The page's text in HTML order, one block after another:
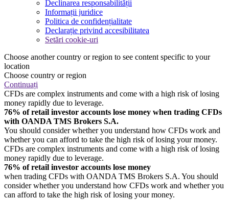
Declinarea responsabilității
Informații juridice
Politica de confidențialitate
Declarație privind accesibilitatea
Setări cookie-uri
Choose another country or region to see content specific to your
location
Choose country or region
Continuați
CFDs are complex instruments and come with a high risk of losing
money rapidly due to leverage.
76% of retail investor accounts lose money when trading CFDs
with OANDA TMS Brokers S.A.
You should consider whether you understand how CFDs work and
whether you can afford to take the high risk of losing your money.
CFDs are complex instruments and come with a high risk of losing
money rapidly due to leverage.
76% of retail investor accounts lose money
when trading CFDs with OANDA TMS Brokers S.A. You should
consider whether you understand how CFDs work and whether you
can afford to take the high risk of losing your money.